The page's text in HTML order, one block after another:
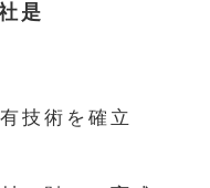
是
技術を確立